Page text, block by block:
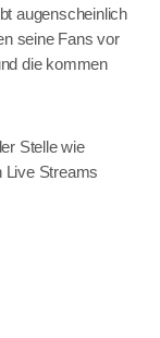
augenscheinlich
seine Fans vor
die kommen
Stelle wie
Live Streams